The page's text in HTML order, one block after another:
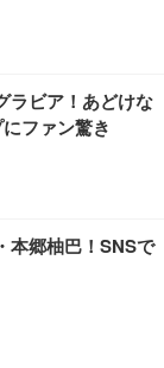
ラビア！あどけな
ファン驚き
本郷柚巴！SNSで